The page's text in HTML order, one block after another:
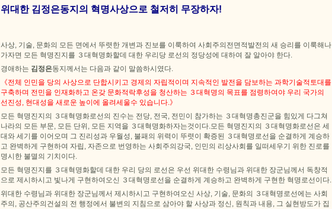
위대한 김정은동지의 혁명사상으로 철저히 무장하자!
사상, 기술, 문화의 모든 면에서 뚜렷한 개변과 진보를 이룩하여 사회주의전면적발전의 새 승리를 이룩해나
가자면 모든 혁명진지를 ３대혁명화할데 대한 우리당 로선의 정당성에 대하여 잘 알아야 한다.
경애하는 김정은동지께서는 다음과 같이 말씀하시였다.
《전체 인민을 당의 사상으로 단합시키고 경제의 자립적이며 지속적인 발전을 담보하는 과학기술적토대를
구축하며 전민을 인재화하고 온갖 문화적락후성을 청산하는 ３대혁명의 목표를 점령하여야 우리 국가의
선진성, 현대성을 새로운 높이에 올려세울수 있습니다.》
모든 혁명진지의 ３대혁명화로선의 진수는 전당, 전국, 전민이 참가하는 ３대혁명총진군을 힘있게 다그쳐
나라의 모든 부문, 모든 단위, 모든 지역을 ３대혁명화하자는것이다.모든 혁명진지의 ３대혁명화로선은 세
대와 세기를 이어오며 그 진리성과 우월성, 불패의 위력이 뚜렷이 확증된 ３대혁명로선을 순결하게 계승하
고 완벽하게 구현하여 자립, 자존으로 번영하는 사회주의강국, 인민의 리상사회를 일떠세우기 위한 진로를
명시한 불멸의 기치이다.
모든 혁명진지를 ３대혁명화할데 대한 우리 당의 로선은 우선 위대한 수령님과 위대한 장군님께서 독창적
으로 제시하시고 빛나게 구현하여오신 ３대혁명로선을 순결하게 계승하고 완벽하게 구현한 혁명로선이다.
위대한 수령님과 위대한 장군님께서 제시하시고 구현하여오신 사상, 기술, 문화의 ３대혁명로선에는 사회
주의, 공산주의건설의 전 행정에서 불변의 지침으로 삼아야 할 사상과 정신, 원칙과 내용, 그 실현방도가 집